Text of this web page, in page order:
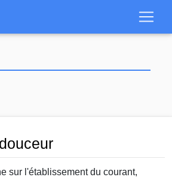
contenu
sur l'établissement du courant,